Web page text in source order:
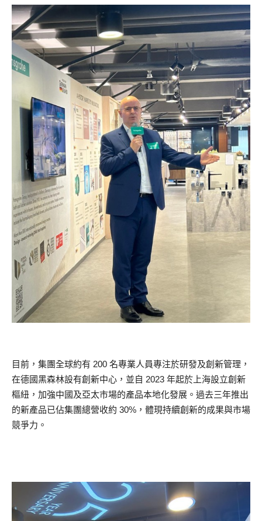
目前，集團全球約有 200 名專業人員專注於研發及創新管理，
在德國黑森林設有創新中心，並自 2023 年起於上海設立創新
樞紐，加強中國及亞太市場的產品本地化發展。過去三年推出
的新產品已佔集團總營收約 30%，體現持續創新的成果與市場
競爭力。